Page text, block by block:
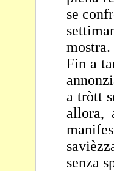
se
mostra.
Fin a
a tròtt
allora,
senza